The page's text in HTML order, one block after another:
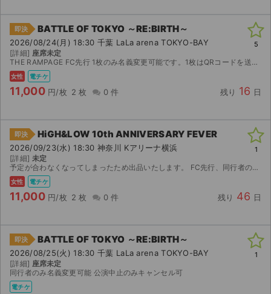
即決 BATTLE OF TOKYO ～RE:BIRTH～
2026/08/24(月) 18:30 千葉 LaLa arena TOKYO-BAY
[詳細] 座席未定
THE RAMPAGE FC先行 1枚のみ名義変更可能です。1枚はQRコードを送信します。ランダムエラー対応不可です。 アプグレではありません。 重複なし
女性 電チケ
11,000 円/枚 2 枚 0 件 残り 16 日
5
即決 HiGH&LOW 10th ANNIVERSARY FEVER
2026/09/23(水) 18:30 神奈川 Kアリーナ横浜
[詳細] 未定
予定が合わなくなってしまったため出品いたします。 FC先行、同行者のみ名義変更可能です。 公演が中止となった場合のみ、手数料を差し引いた金額を返金いたします。 取引確定後のキャンセルはお受けで...
女性 電チケ
11,000 円/枚 2 枚 0 件 残り 46 日
1
即決 BATTLE OF TOKYO ～RE:BIRTH～
2026/08/25(火) 18:30 千葉 LaLa arena TOKYO-BAY
[詳細] 座席未定
同行者のみ名義変更可能 公演中止のみキャンセル可
電チケ
1